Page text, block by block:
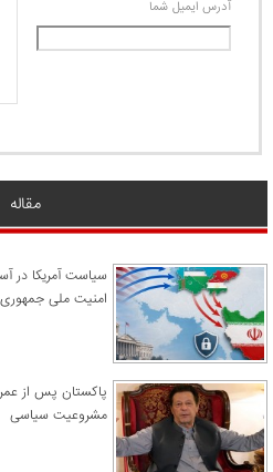
آدرس ايميل شما
مقاله
سیاست آمریکا در
امنیت ملی جمهوری
پاکستان پس از
مشروعیت سیاسی